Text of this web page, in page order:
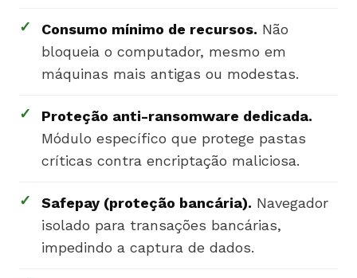
✓ Consumo mínimo de recursos. Não
bloqueia o computador, mesmo em
máquinas mais antigas ou modestas.
✓
Proteção anti-ransomware dedicada.
Módulo específico que protege pastas
críticas contra encriptação maliciosa.
✓ Safepay (proteção bancária). Navegador
isolado para transações bancárias,
impedindo a captura de dados.